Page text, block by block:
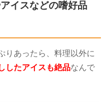
イスなどの嗜好品
りあったら、料理以外に
したアイスも絶品なんで